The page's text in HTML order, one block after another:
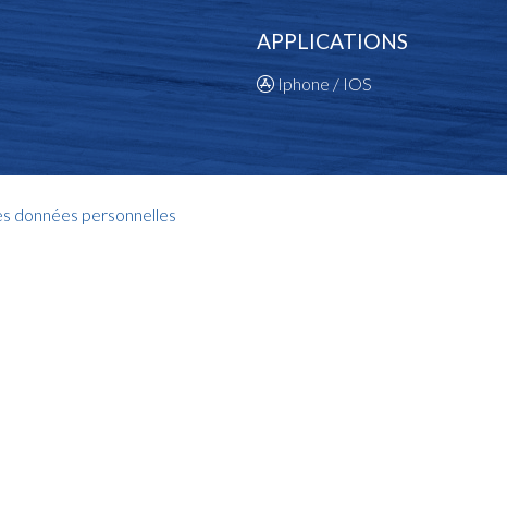
APPLICATIONS
Iphone / IOS
données personnelles